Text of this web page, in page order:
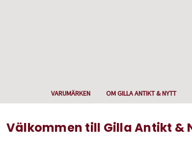
VARUMÄRKEN OM GILLA ANTIKT & NYTT
Välkommen till Gilla Antikt &